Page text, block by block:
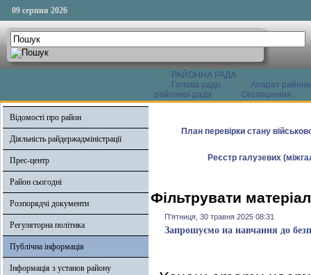
09 серпня 2026
РАЙОННА РАДА
Голова ради
Апарат
районної ради
Оголошення
Відомості про район
Діяльність райдержадміністрації
Прес-центр
Район сьогодні
Розпорядчі документи
Регуляторна політика
Публічна інформація
Інформація з установ району
План перевірки стану
Реєстр галузевих
Фільтрувати
П'ятниця, 30 травня 2025 08:31
Запрошуємо на навчання до